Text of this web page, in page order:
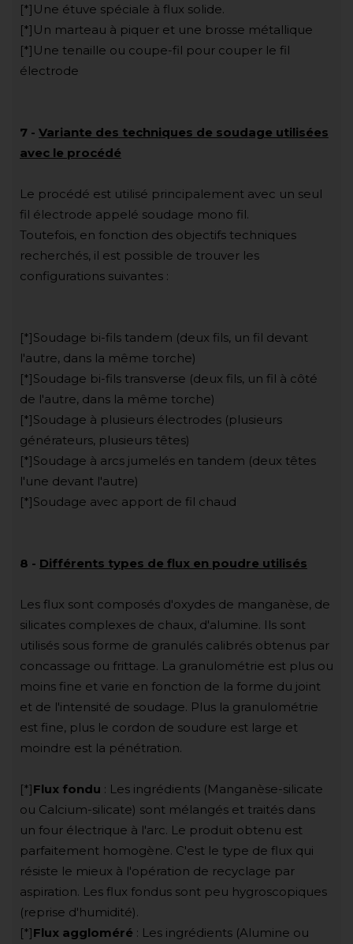
[*]Une étuve spéciale à flux solide.
[*]Un marteau à piquer et une brosse métallique
[*]Une tenaille ou coupe-fil pour couper le fil
électrode
7 - Variante des techniques de soudage utilisées
avec le procédé
Le procédé est utilisé principalement avec un seul
fil électrode appelé soudage mono fil.
Toutefois, en fonction des objectifs techniques
recherchés, il est possible de trouver les
configurations suivantes :
[*]Soudage bi-fils tandem (deux fils, un fil devant
l'autre, dans la même torche)
[*]Soudage bi-fils transverse (deux fils, un fil à côté
de l'autre, dans la même torche)
[*]Soudage à plusieurs électrodes (plusieurs
générateurs, plusieurs têtes)
[*]Soudage à arcs jumelés en tandem (deux têtes
l'une devant l'autre)
[*]Soudage avec apport de fil chaud
8 - Différents types de flux en poudre utilisés
Les flux sont composés d'oxydes de manganèse, de
silicates complexes de chaux, d'alumine. Ils sont
utilisés sous forme de granulés calibrés obtenus par
concassage ou frittage. La granulométrie est plus ou
moins fine et varie en fonction de la forme du joint
et de l'intensité de soudage. Plus la granulométrie
est fine, plus le cordon de soudure est large et
moindre est la pénétration.
[*]Flux fondu : Les ingrédients (Manganèse-silicate
ou Calcium-silicate) sont mélangés et traités dans
un four électrique à l'arc. Le produit obtenu est
parfaitement homogène. C'est le type de flux qui
résiste le mieux à l'opération de recyclage par
aspiration. Les flux fondus sont peu hygroscopiques
(reprise d'humidité).
[*]Flux aggloméré : Les ingrédients (Alumine ou